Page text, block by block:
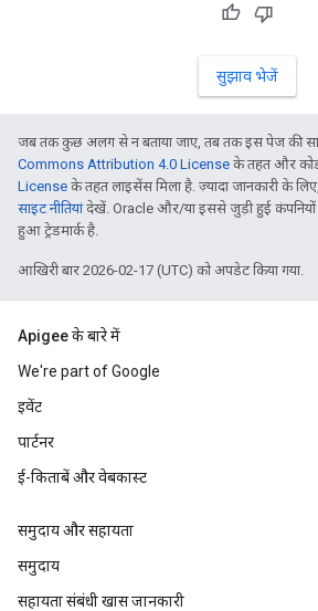
सुझाव भेजें
जब तक कुछ अलग से न बताया जाए, तब तक इस पेज की
Commons Attribution 4.0 License के तहत और
License के तहत लाइसेंस मिला है. ज़्यादा जानकारी के लिए,
साइट नीतियांदेखें. Oracle और/या इससे जुड़ी हुई कंपनियों
हुआ ट्रेडमार्क है.
आखिरी बार 2026-02-17 (UTC) को अपडेट किया गया.
Apigee के बारे में
We're part of Google
इवेंट
पार्टनर
ई-किताबें और वेबकास्ट
समुदाय और सहायता
समुदाय
सहायता संबंधी खास जानकारी